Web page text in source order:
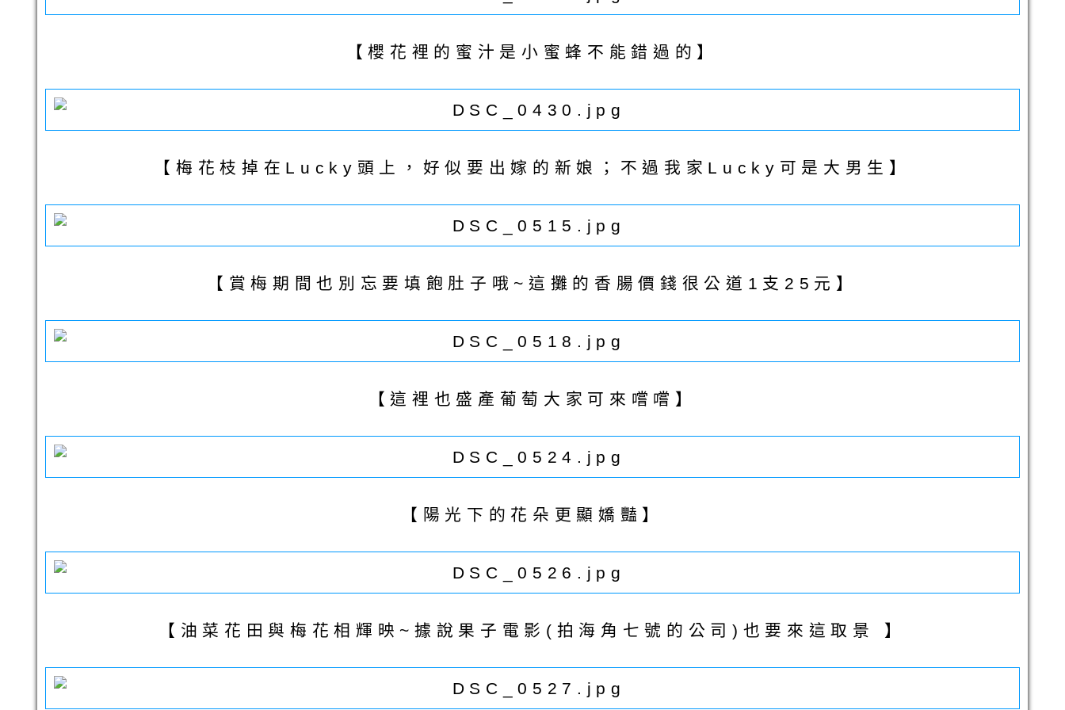
【櫻花裡的蜜汁是小蜜蜂不能錯過的】
【梅花枝掉在Lucky頭上，好似要出嫁的新娘；不過我家Lucky可是大男生】
【賞梅期間也別忘要填飽肚子哦~這攤的香腸價錢很公道1支25元】
【這裡也盛產葡萄大家可來嚐嚐】
【陽光下的花朵更顯嬌豔】
【油菜花田與梅花相輝映~據說果子電影(拍海角七號的公司)也要來這取景 】